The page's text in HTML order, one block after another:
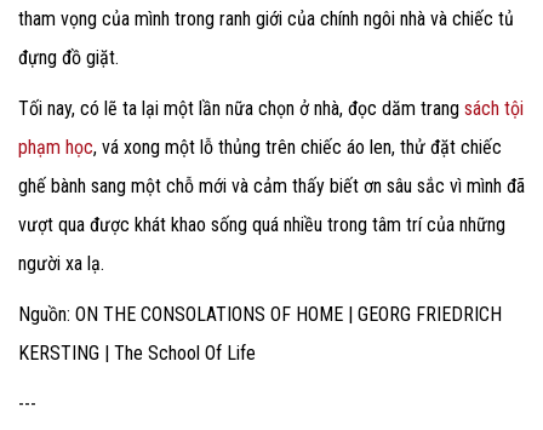
tham vọng của mình trong ranh giới của chính ngôi nhà và chiếc tủ
đựng đồ giặt.
Tối nay, có lẽ ta lại một lần nữa chọn ở nhà, đọc dăm trang sách tội
phạm học, vá xong một lỗ thủng trên chiếc áo len, thử đặt chiếc
ghế bành sang một chỗ mới và cảm thấy biết ơn sâu sắc vì mình đã
vượt qua được khát khao sống quá nhiều trong tâm trí của những
người xa lạ.
Nguồn: ON THE CONSOLATIONS OF HOME | GEORG FRIEDRICH
KERSTING | The School Of Life
---